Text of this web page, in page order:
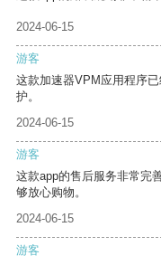
2024-06-15
游客
这款加速器VPM应用程序
护。
2024-06-15
游客
这款app的售后服务非常完
够放心购物。
2024-06-15
游客